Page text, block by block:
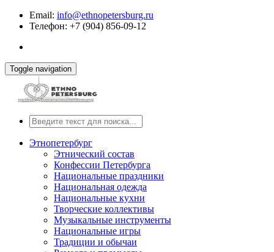
Email: info@ethnopetersburg.ru
Телефон: +7 (904) 856-09-12
Toggle navigation
Этнопетербург
Этнический состав
Конфессии Петербурга
Национальные праздники
Национальная одежда
Национальные кухни
Творческие коллективы
Музыкальные инструменты
Национальные игры
Традиции и обычаи